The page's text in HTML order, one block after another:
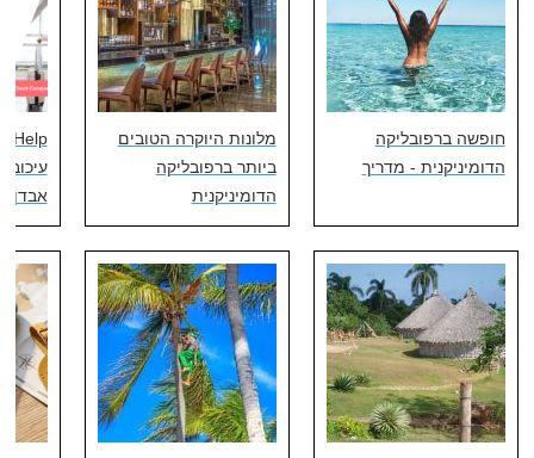
חופשה ברפובליקה
הדומיניקנית - מדריך
מלונות היוקרה הטובים
ביותר ברפובליקה
הדומיניקנית
אבדן